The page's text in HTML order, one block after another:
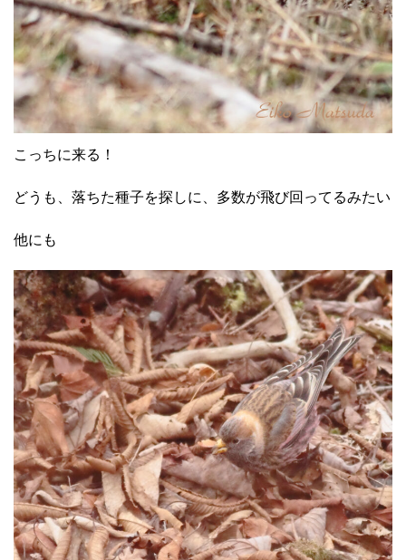
こっちに来る！
どうも、落ちた種子を探しに、多数が飛び回ってるみたい
他にも